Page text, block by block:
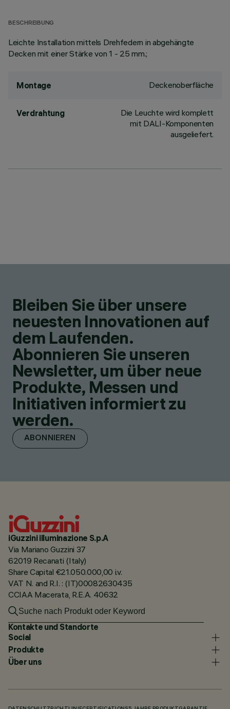
BESCHREIBUNG
Leichte Installation mittels Drehfedern in abgehängte
Decken mit einer Stärke von 1 - 25 mm.;
Montage Deckenoberfläche
Verdrahtung
Die Leuchte wird komplett
mit DALI-Komponenten
ausgeliefert.
Bleiben Sie über unsere
neuesten Innovationen auf
dem Laufenden.
Abonnieren Sie unseren
Newsletter, um über neue
Produkte, Messen und
Initiativen informiert zu
werden.
ABONNIEREN
iGuzzini illuminazione S.p.A
Via Mariano Guzzini 37
62019 Recanati (Italy)
Share Capital €21.050.000,00 i.v.
VAT N. and R.I. : (IT)00082630435
CCIAA Macerata, R.E.A. 40632
Kontakte und Standorte
Social
Produkte
Über uns